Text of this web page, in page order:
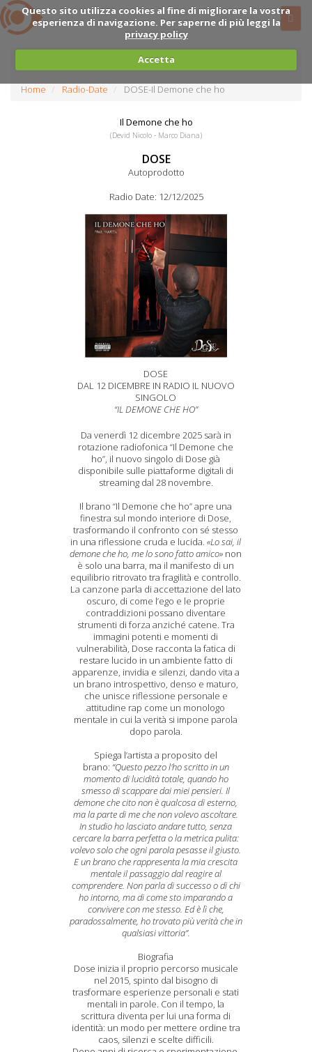
Questo sito utilizza cookies al fine di migliorare la vostra
esperienza di navigazione. Per saperne di più leggi la
privacy policy
Accetta
Home Radio-Date DOSE-Il Demone che ho
Il Demone che ho
(Devid Nicolo - Marco Diana)
DOSE
Autoprodotto
Radio Date: 12/12/2025
DOSE
DAL 12 DICEMBRE IN RADIO IL NUOVO
SINGOLO
“IL DEMONE CHE HO”
Da venerdì 12 dicembre 2025 sarà in
rotazione radiofonica “Il Demone che
ho”, il nuovo singolo di Dose già
disponibile sulle piattaforme digitali di
streaming dal 28 novembre.
Il brano “Il Demone che ho” apre una
finestra sul mondo interiore di Dose,
trasformando il confronto con sé stesso
in una riflessione cruda e lucida.«Lo sai, il
demone che ho, me lo sono fatto amico» non
è solo una barra, ma il manifesto di un
equilibrio ritrovato tra fragilità e controllo.
La canzone parla di accettazione del lato
oscuro, di come l’ego e le proprie
contraddizioni possano diventare
strumenti di forza anziché catene. Tra
immagini potenti e momenti di
vulnerabilità, Dose racconta la fatica di
restare lucido in un ambiente fatto di
apparenze, invidia e silenzi, dando vita a
un brano introspettivo, denso e maturo,
che unisce riflessione personale e
attitudine rap come un monologo
mentale in cui la verità si impone parola
dopo parola.
Spiega l’artista a proposito del
brano: “Questo pezzo l'ho scritto in un
momento di lucidità totale, quando ho
smesso di scappare dai miei pensieri. Il
demone che cito non è qualcosa di esterno,
ma la parte di me che non volevo ascoltare.
In studio ho lasciato andare tutto, senza
cercare la barra perfetta o la metrica pulita:
volevo solo che ogni parola pesasse il giusto.
E un brano che rappresenta la mia crescita
mentale il passaggio dal reagire al
comprendere. Non parla di successo o di chi
ho intorno, ma di come sto imparando a
convivere con me stesso. Ed è lì che,
paradossalmente, ho trovato più verità che in
qualsiasi vittoria”.
Biografia
Dose inizia il proprio percorso musicale
nel 2015, spinto dal bisogno di
trasformare esperienze personali e stati
mentali in parole. Con il tempo, la
scrittura diventa per lui una forma di
identità: un modo per mettere ordine tra
caos, silenzi e scelte difficili.